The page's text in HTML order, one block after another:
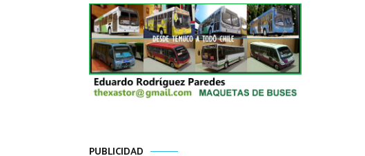
PUBLICIDAD